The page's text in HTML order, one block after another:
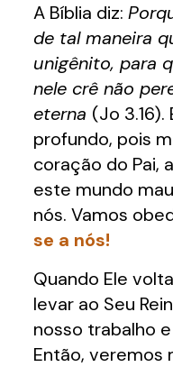
A Bíblia diz:
de tal maneira
unigênito, para
nele crê não
eterna (Jo
profundo, pois
coração do Pai,
este mundo
nós. Vamos
se a nós!
Quando Ele
levar ao Seu
nosso trabalho
Então, veremos